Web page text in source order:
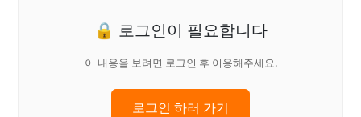
🔒 로그인이 필요합니다
이 내용을 보려면 로그인 후 이용해주세요.
로그인 하러 가기